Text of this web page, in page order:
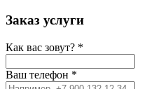
Заказ услуги
Как вас зовут? *
Ваш телефон *